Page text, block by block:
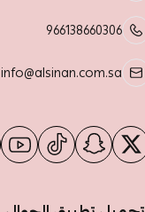
966138660306
info@alsinan.com.sa